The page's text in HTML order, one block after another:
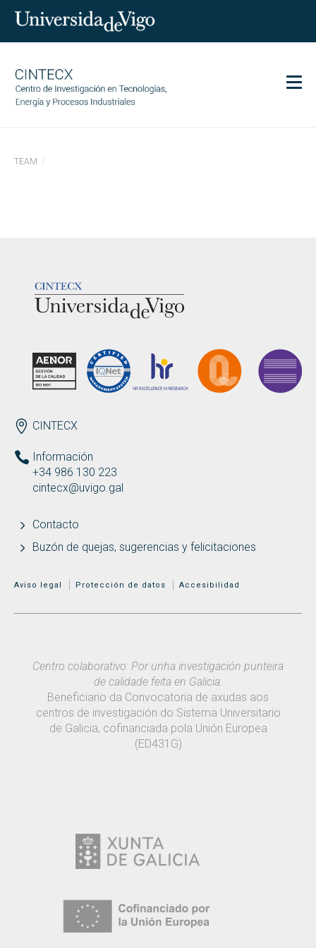
Investigación
Igualdad
GL EN Search
por:
BUSCAR
TEAM
ENDEREZO ES
CINTECX
Información
+34 986 130 223
cintecx@uvigo.gal
Contacto
Buzón de quejas, sugerencias y felicitaciones
MENÚ ADICIONAL
Aviso legal Protección de datos Accesibilidad
Centro colaborativo: Por unha investigación punteira
de calidade feita en Galicia.
Beneficiario da Convocatoria de axudas aos
centros de investigación do Sistema Universitario
de Galicia, cofinanciada pola Unión Europea
(ED431G)